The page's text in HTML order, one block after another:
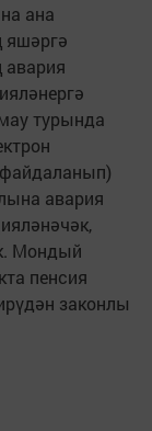
ана
яшәргә
турында
авария
Мондый
пенсия
законлы